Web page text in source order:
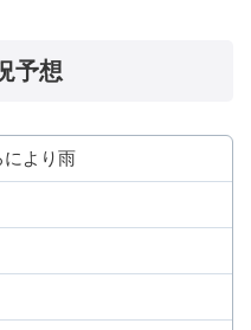
予想
により雨